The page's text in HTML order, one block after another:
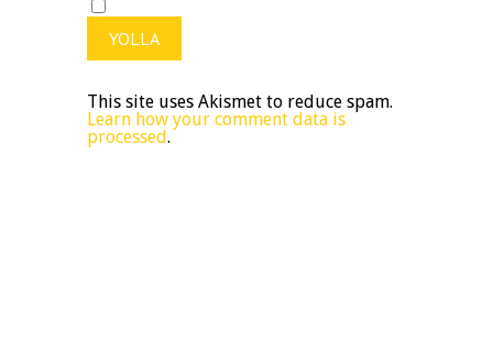
This site uses Akismet to reduce spam.
Learn how your comment data is
processed.